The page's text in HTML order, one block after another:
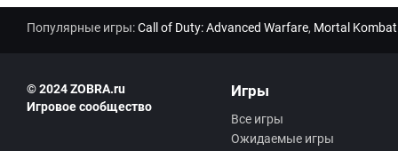
Популярные игры:Call of Duty: Advanced Warfare, Mortal
© 2024 ZOBRA.ru
Игровое сообщество
Игры
Все игры
Ожидаемые игры